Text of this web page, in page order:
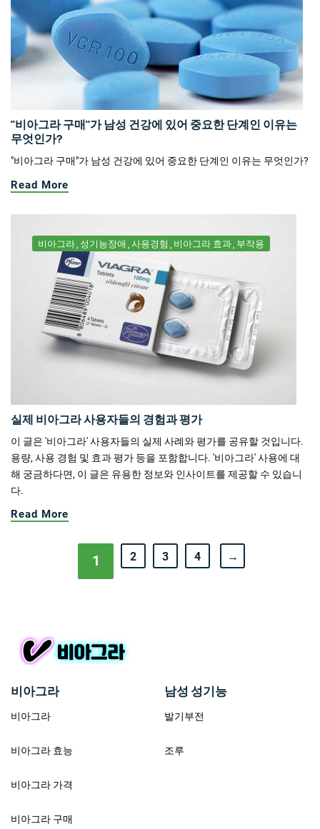
"비아그라 구매"가 남성 건강에 있어 중요한 단계인 이유는
무엇인가?
"비아그라 구매"가 남성 건강에 있어 중요한 단계인 이유는 무엇인가?
Read More
비아그라 성기능장애 사용경험 비아그라 효과 부작용
실제 비아그라 사용자들의 경험과 평가
이 글은 '비아그라' 사용자들의 실제 사례와 평가를 공유할 것입니다.
용량, 사용 경험 및 효과 평가 등을 포함합니다. '비아그라' 사용에 대
해 궁금하다면, 이 글은 유용한 정보와 인사이트를 제공할 수 있습니
다.
Read More
1 2 3 4 →
비아그라
비아그라
비아그라 효능
비아그라 가격
비아그라 구매
남성 성기능
발기부전
조루